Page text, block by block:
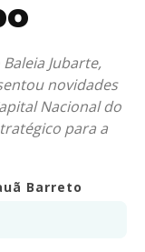
Jubarte,
novidades
Nacional do
para a
Barreto